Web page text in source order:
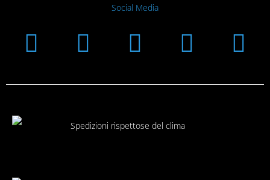
Social Media
Instagram
Facebook
Linkedin
Spedizioni rispettose del clima